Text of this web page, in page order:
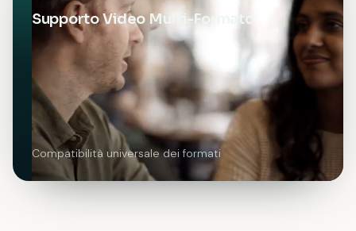
Supporto Video Multi-Formato
Compatibilità universale dei formati